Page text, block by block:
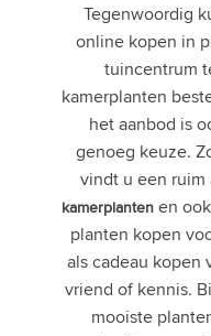
Tegenwoordig
online kopen in
tuincentrum
kamerplanten
het aanbod is
genoeg keuze.
vindt u een ruim
kamerplanten en
planten kopen
als cadeau kopen
vriend of kennis.
mooiste